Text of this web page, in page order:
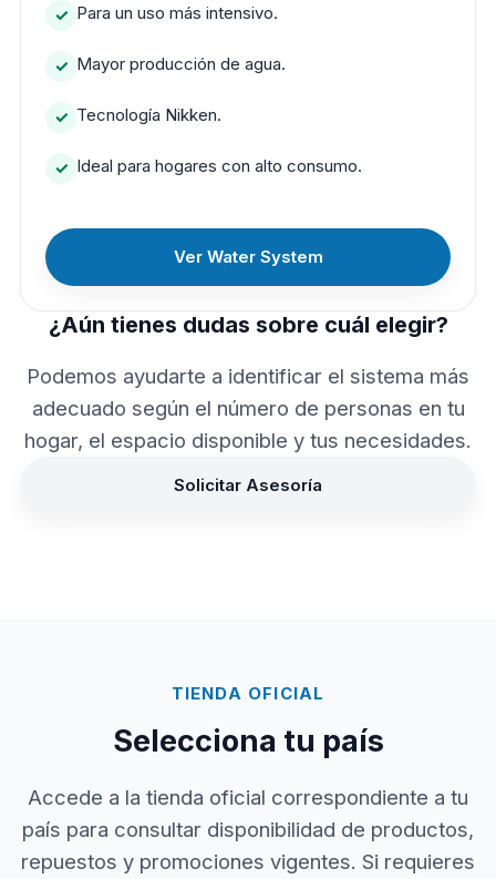
Para un uso más intensivo.
Mayor producción de agua.
Tecnología Nikken.
Ideal para hogares con alto consumo.
Ver Water System
¿Aún tienes dudas sobre cuál elegir?
Podemos ayudarte a identificar el sistema más
adecuado según el número de personas en tu
hogar, el espacio disponible y tus necesidades.
Solicitar Asesoría
TIENDA OFICIAL
Selecciona tu país
Accede a la tienda oficial correspondiente a tu
país para consultar disponibilidad de productos,
repuestos y promociones vigentes. Si requieres